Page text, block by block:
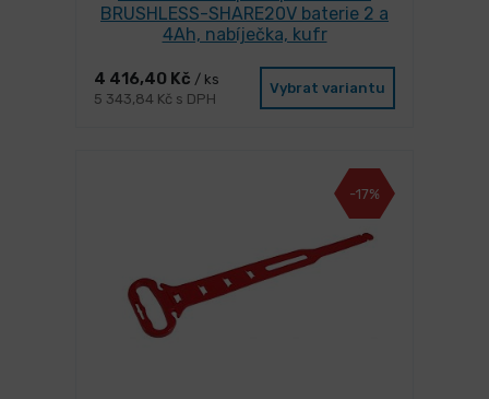
BRUSHLESS-SHARE20V baterie 2 a
4Ah, nabíječka, kufr
4 416,40 Kč / ks
5 343,84 Kč s DPH
Vybrat variantu
-17%